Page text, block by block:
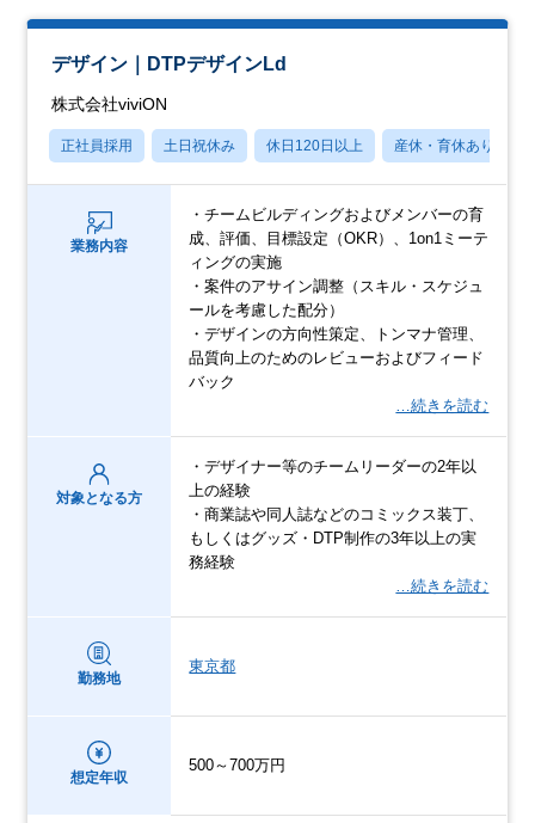
デザイン｜DTPデザインLd
株式会社viviON
正社員採用 土日祝休み 休日120日以上 産休・育休あり
業務内容
・チームビルディングおよびメンバーの育
成、評価、目標設定（OKR）、1on1ミーテ
ィングの実施
・案件のアサイン調整（スキル・スケジュ
ールを考慮した配分）
・デザインの方向性策定、トンマナ管理、
品質向上のためのレビューおよびフィード
バック
…続きを読む
対象となる方
・デザイナー等のチームリーダーの2年以
上の経験
・商業誌や同人誌などのコミックス装丁、
もしくはグッズ・DTP制作の3年以上の実
務経験
…続きを読む
勤務地
東京都
想定年収
500～700万円